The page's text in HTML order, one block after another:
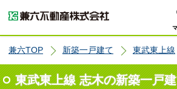
兼六TOP 新築一戸建て 東武東上線
東武東上線 志木の新築一戸